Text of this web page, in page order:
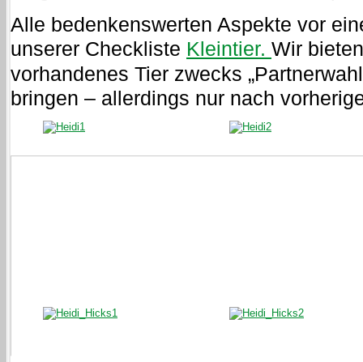
Alle bedenkenswerten Aspekte vor
unserer Checkliste Kleintier. Wir
vorhandenes Tier zwecks
bringen – allerdings nur nach